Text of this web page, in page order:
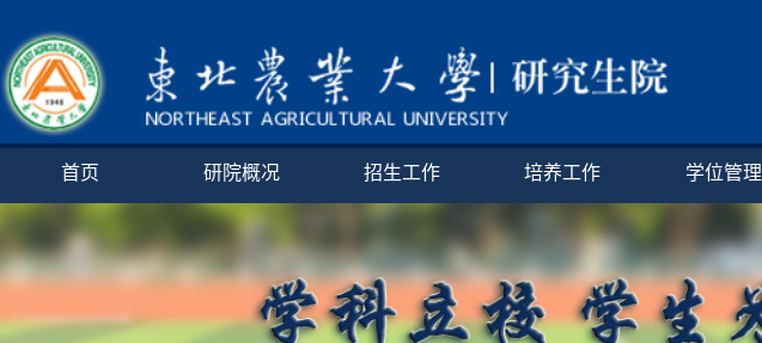
首页 研院概况 招生工作 培养工作 学位管理